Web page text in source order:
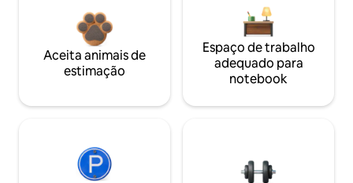
Aceita animais de
estimação
Espaço de trabalho
adequado para
notebook